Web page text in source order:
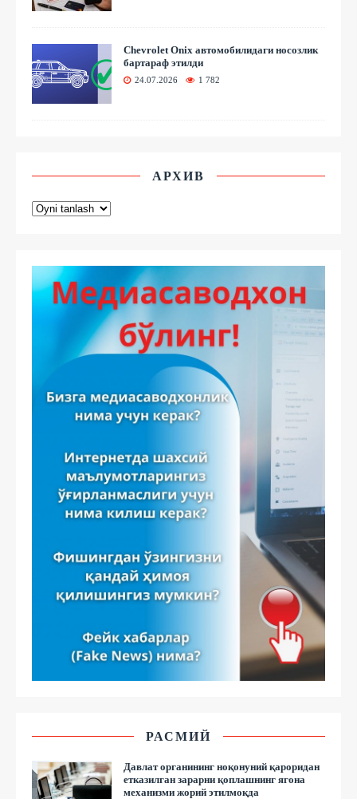
Chevrolet Onix автомобилидаги носозлик
бартараф этилди
24.07.2026 1 782
АРХИВ
РАСМИЙ
Давлат органининг ноқонуний қароридан
етказилган зарарни қоплашнинг ягона
механизми жорий этилмоқда